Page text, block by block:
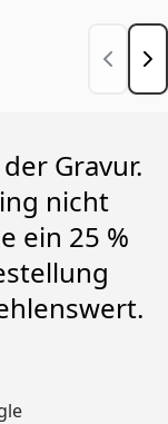
Gravur.
nicht
ein 25 %